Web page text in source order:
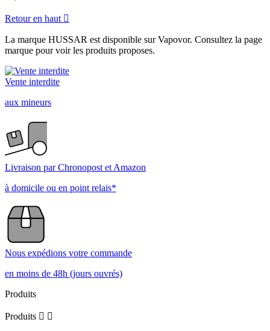
Retour en haut 
La marque HUSSAR est disponible sur Vapovor. Consultez la page
marque pour voir les produits proposes.
Vente interdite
aux mineurs
Livraison par Chronopost et Amazon
à domicile ou en point relais*
Nous expédions votre commande
en moins de 48h (jours ouvrés)
Produits
Produits  